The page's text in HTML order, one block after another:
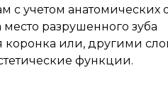
учетом анатомических
разрушенного зуба
коронка или, другими
функции.